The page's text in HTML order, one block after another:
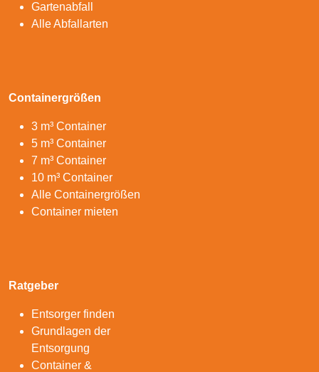
Gartenabfall
Alle Abfallarten
Containergrößen
3 m³ Container
5 m³ Container
7 m³ Container
10 m³ Container
Alle Containergrößen
Container mieten
Ratgeber
Entsorger finden
Grundlagen der
Entsorgung
Container &